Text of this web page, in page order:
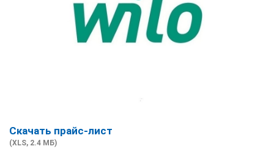
Скачать прайс-лист
(XLS, 2.4 МБ)